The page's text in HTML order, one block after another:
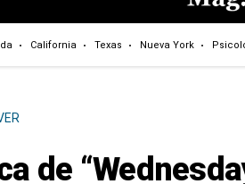
California Texas Nueva York
de